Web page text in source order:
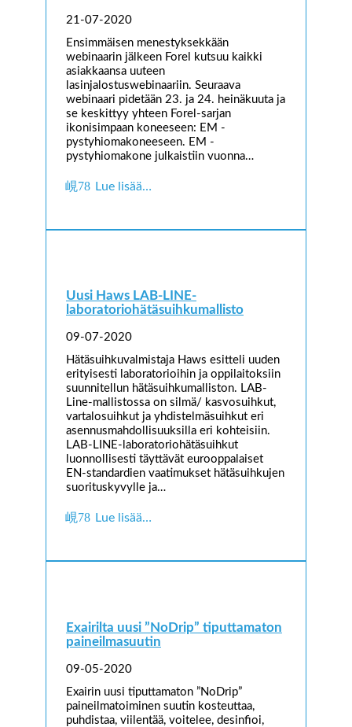
21-07-2020
Ensimmäisen menestyksekkään
webinaarin jälkeen Forel kutsuu kaikki
asiakkaansa uuteen
lasinjalostuswebinaariin. Seuraava
webinaari pidetään 23. ja 24. heinäkuuta ja
se keskittyy yhteen Forel-sarjan
ikonisimpaan koneeseen: EM -
pystyhiomakoneeseen. EM -
pystyhiomakone julkaistiin vuonna…
Lue lisää…
Uusi Haws LAB-LINE-
laboratoriohätäsuihkumallisto
09-07-2020
Hätäsuihkuvalmistaja Haws esitteli uuden
erityisesti laboratorioihin ja oppilaitoksiin
suunnitellun hätäsuihkumalliston. LAB-
Line-mallistossa on silmä/ kasvosuihkut,
vartalosuihkut ja yhdistelmäsuihkut eri
asennusmahdollisuuksilla eri kohteisiin.
LAB-LINE-laboratoriohätäsuihkut
luonnollisesti täyttävät eurooppalaiset
EN-standardien vaatimukset hätäsuihkujen
suorituskyvylle ja…
Lue lisää…
Exairilta uusi ”NoDrip” tiputtamaton
paineilmasuutin
09-05-2020
Exairin uusi tiputtamaton ”NoDrip”
paineilmatoiminen suutin kosteuttaa,
puhdistaa, viilentää, voitelee, desinfioi,